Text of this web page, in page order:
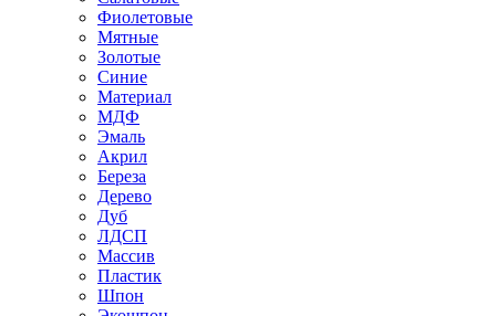
Фиолетовые
Мятные
Золотые
Синие
Материал
МДФ
Эмаль
Акрил
Береза
Дерево
Дуб
ЛДСП
Массив
Пластик
Шпон